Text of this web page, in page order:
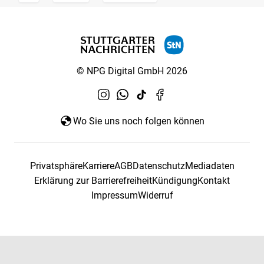
© NPG Digital GmbH 2026
Wo Sie uns noch folgen können
PrivatsphäreKarriereAGBDatenschutzMediadaten
Erklärung zur BarrierefreiheitKündigungKontakt
ImpressumWiderruf